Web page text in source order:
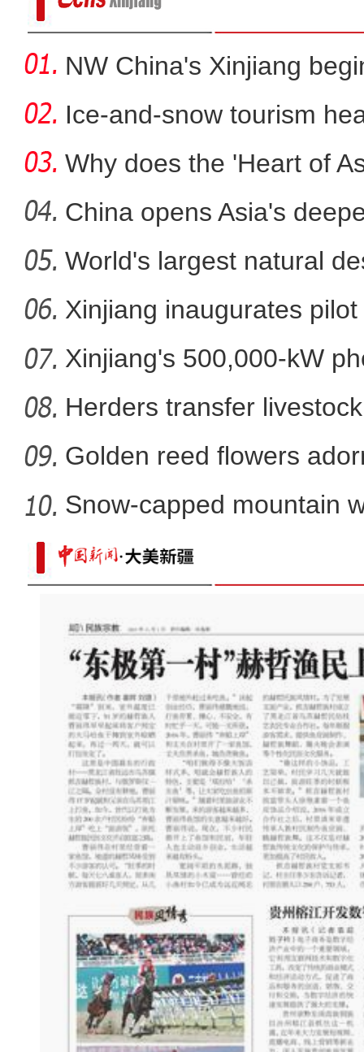
新疆阿克苏地区做强林果
新疆首个“公路口岸+属地直
NW China's Xinjiang
Ice-and-snow tourism
Why does the 'Heart of
China opens Asia's
World's largest natural
Xinjiang inaugurates
Xinjiang's 500,000-kW
pro
Herders transfer
Golden reed flowers
Snow-capped mountain
X